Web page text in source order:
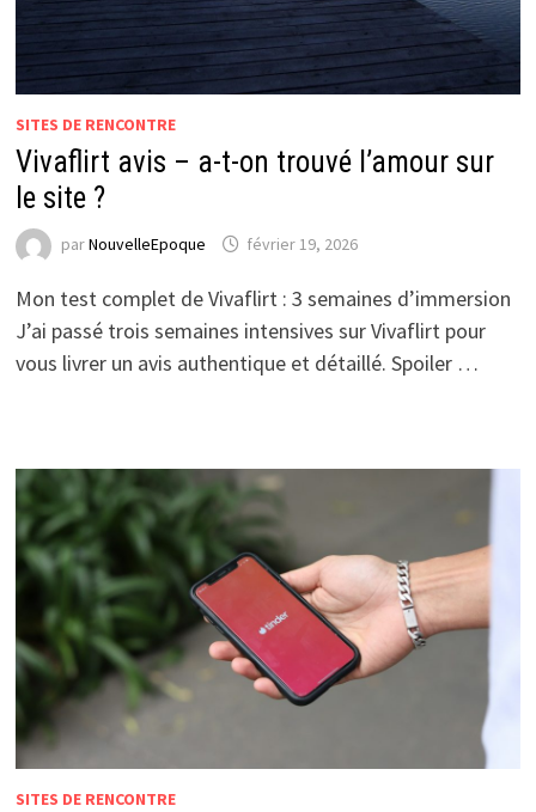
SITES DE RENCONTRE
Vivaflirt avis – a-t-on trouvé l’amour sur
le site ?
parNouvelleEpoque février 19, 2026
Mon test complet de Vivaflirt : 3 semaines d’immersion
J’ai passé trois semaines intensives sur Vivaflirt pour
vous livrer un avis authentique et détaillé. Spoiler …
SITES DE RENCONTRE